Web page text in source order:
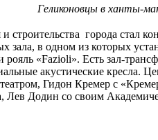
Геликоновцы в ханты-
строительства города стал
зала, в одном из которых
«Fazioli». Есть зал-
акустические кресла.
Гидон Кремер с
Додин со своим